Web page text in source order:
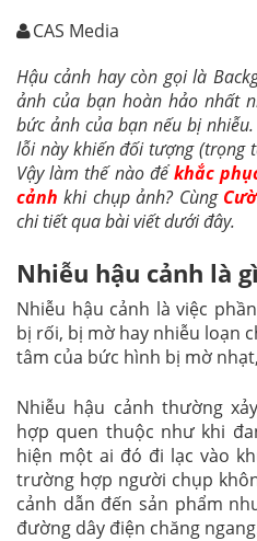
CAS Media
Hậu cảnh hay còn gọi là
ảnh của bạn hoàn hảo nhất
bức ảnh của bạn nếu bị
lỗi này khiến đối tượng (trọng
Vậy làm thế nào đểkhắc
cảnhkhi chụp ảnh? Cùng
chi tiết qua bài viết dưới đây.
Nhiễu hậu cảnh là
Nhiễu hậu cảnh là việc
bị rối, bị mờ hay nhiễu loạn
tâm của bức hình bị mờ
Nhiễu hậu cảnh thường
hợp quen thuộc như khi
hiện một ai đó đi lạc vào
trường hợp người chụp
cảnh dẫn đến sản phẩm
đường dây điện chăng